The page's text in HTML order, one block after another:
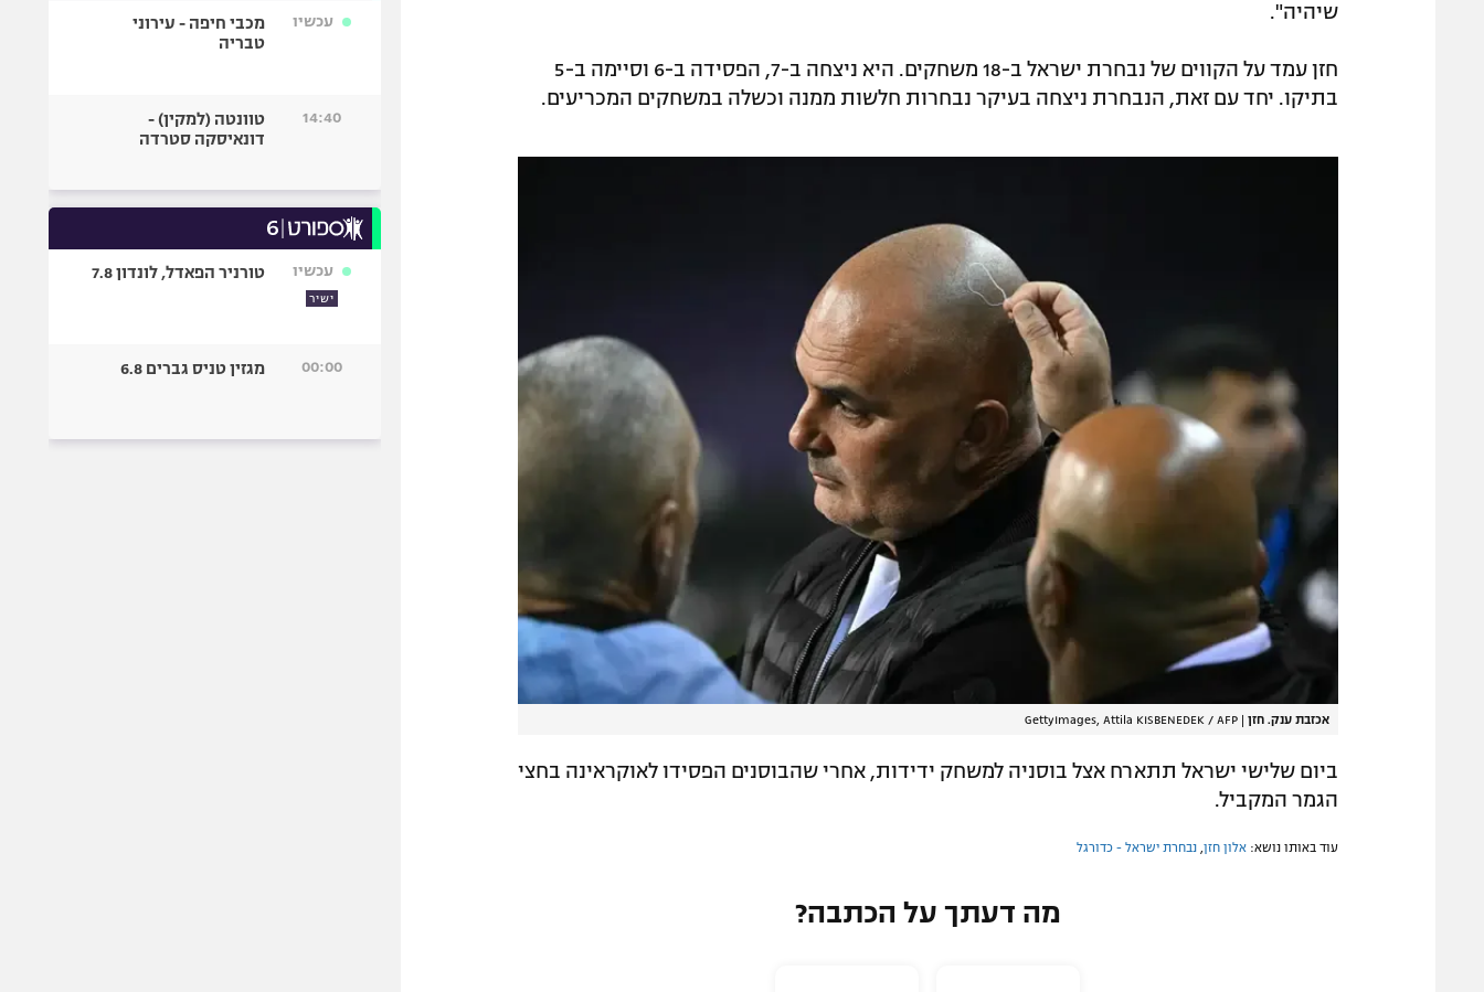
שיהיה".
חזן עמד על הקווים של נבחרת ישראל ב-18 משחקים. היא ניצחה ב-7, הפסידה ב-6 וסיימה ב-5
בתיקו. יחד עם זאת, הנבחרת ניצחה בעיקר נבחרות חלשות ממנה וכשלה במשחקים המכריעים.
אכזבת ענק. חזן |
GettyImages, Attila KISBENEDEK / AFP
ביום שלישי ישראל תתארח אצל בוסניה למשחק ידידות, אחרי שהבוסנים הפסידו לאוקראינה בחצי
הגמר המקביל.
עוד באותו נושא: אלון חזן נבחרת ישראל - כדורגל
מה דעתך על הכתבה?
עכשיו
מכבי חיפה - עירוני
טבריה
14:40
טוונטה (למקין) -
דונאיסקה סטרדה
עכשיו
ישיר
טורניר הפאדל, לונדון 7.8
00:00 מגזין טניס גברים 6.8